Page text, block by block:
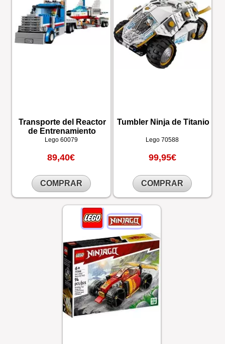
Transporte del Reactor
de Entrenamiento
Lego 60079
89,40€
COMPRAR
Tumbler Ninja de Titanio
Lego 70588
99,95€
COMPRAR